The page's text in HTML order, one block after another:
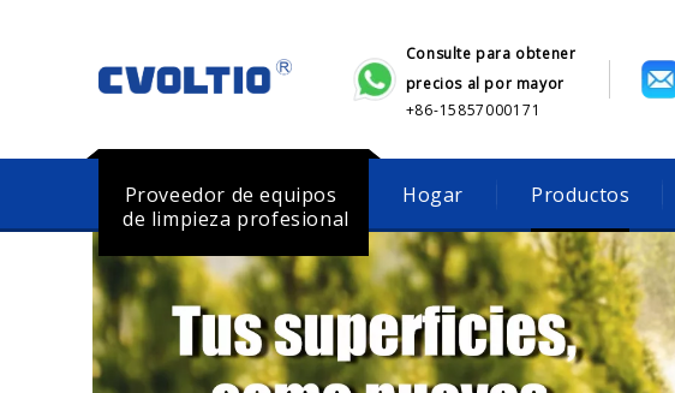
Consulte para obtener
precios al por mayor
+86-15857000171
Proveedor de equipos
de limpieza profesional
Hogar Productos